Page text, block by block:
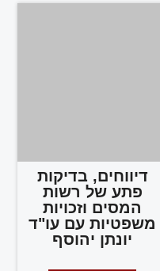
דיווחים, בדיקות
פתע של רשות
המסים וזכויות
משפטיות עם עו"ד
יונתן יהוסף